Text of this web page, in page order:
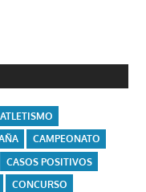
ATLETISMO
CAMPEONATO
CASOS POSITIVOS
CONCURSO